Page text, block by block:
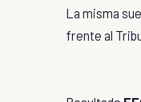
La misma
frente al